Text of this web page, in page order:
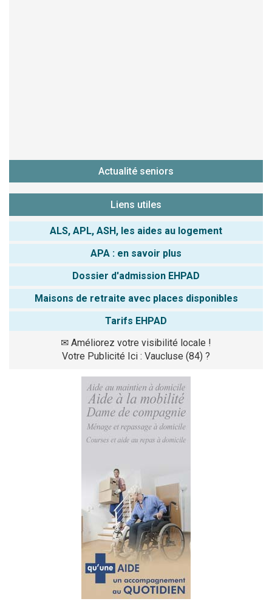
Actualité seniors
Liens utiles
ALS, APL, ASH, les aides au logement
APA : en savoir plus
Dossier d'admission EHPAD
Maisons de retraite avec places disponibles
Tarifs EHPAD
✉ Améliorez votre visibilité locale !
Votre Publicité Ici : Vaucluse (84) ?